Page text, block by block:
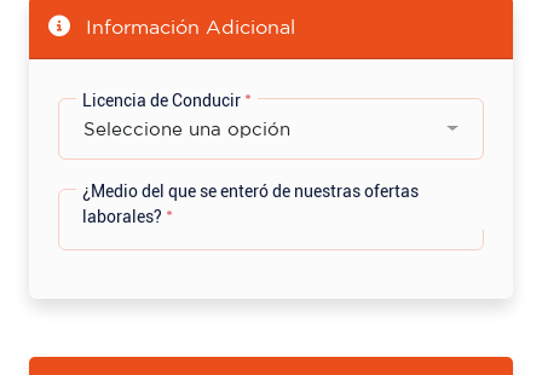
Información Adicional
Licencia de Conducir *
Seleccione una opción
¿Medio del que se enteró de nuestras ofertas
laborales? *
Seleccione una opción